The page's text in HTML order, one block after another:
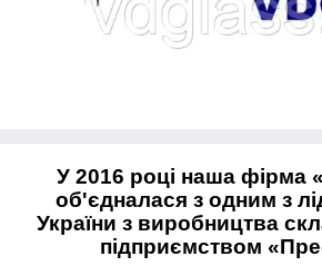
У 2016 році наша фірма «
об'єдналася з одним з
України з виробництва
підприємством